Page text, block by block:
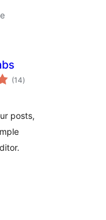
(14valutazioni
totali
)
posts,